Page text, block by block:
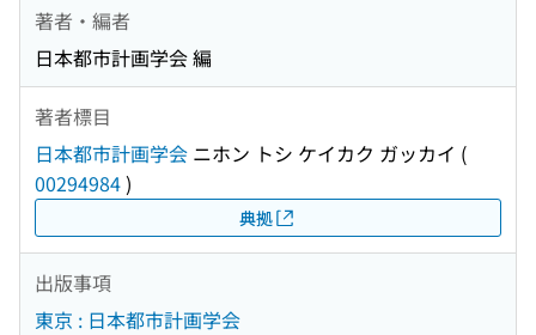
著者・編者
日本都市計画学会 編
著者標目
日本都市計画学会 ニホン トシ ケイカク ガッカイ (
00294984)
典拠
出版事項
東京 : 日本都市計画学会